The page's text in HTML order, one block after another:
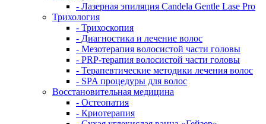
- Лазерная эпиляция Candela Gentle Lase Pro
Трихология
- Трихоскопия
- Диагностика и лечение волос
- Мезотерапия волосистой части головы
- PRP-терапия волосистой части головы
- Терапевтические методики лечения волос
- SPA процедуры для волос
Восстановительная медицина
- Остеопатия
- Криотерапия